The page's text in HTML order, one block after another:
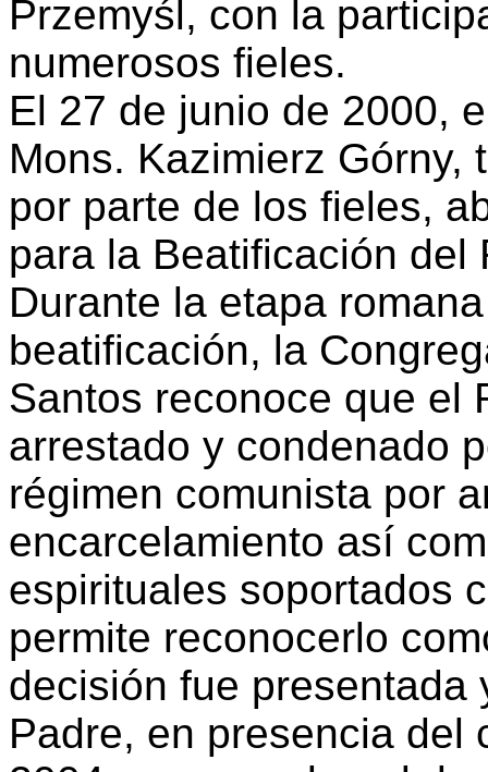
Przemyśl, con la
numerosos fieles.
El 27 de junio de 2000,
Mons. Kazimierz Górny,
por parte de los fieles,
para la Beatificación
Durante la etapa
beatificación, la
Santos reconoce que el
arrestado y condenado
régimen comunista por
encarcelamiento así
espirituales soportados
permite reconocerlo
decisión fue presentada
Padre, en presencia del